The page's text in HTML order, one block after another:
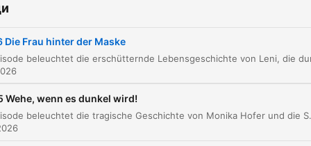
00:08:05
durch einen Sturz
00:13:05
Die Rolle der Familie: Die fürsorgliche Oma und
00:15:23
Die Grausamkeit der Mutter und die körperliche
Misshandlung
Die Frau hinter der Maske
Wehe, wenn es dunkel wird!
Diese Episode beleuchtet die tragische Geschichte von Monika Hofer und die Serie wahlloser